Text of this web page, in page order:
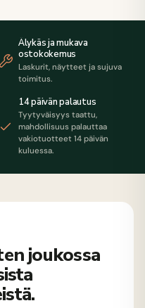
Älykäs ja mukava
ostokokemus
Laskurit, näytteet ja sujuva
toimitus.
14 päivän palautus
Tyytyväisyys taattu,
mahdollisuus palauttaa
vakiotuotteet 14 päivän
kuluessa.
joukossa